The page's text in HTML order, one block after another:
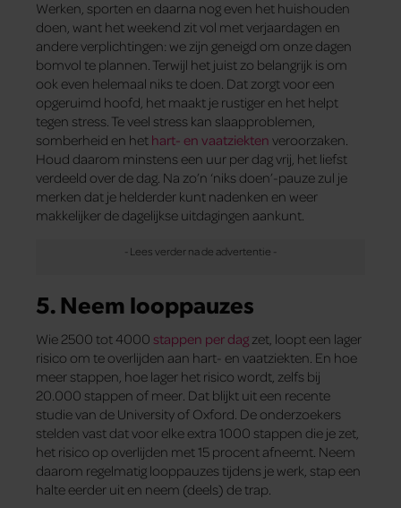
Werken, sporten en daarna nog even het huishouden
doen, want het weekend zit vol met verjaardagen en
andere verplichtingen: we zijn geneigd om onze dagen
bomvol te plannen. Terwijl het juist zo belangrijk is om
ook even helemaal niks te doen. Dat zorgt voor een
opgeruimd hoofd, het maakt je rustiger en het helpt
tegen stress. Te veel stress kan slaapproblemen,
somberheid en het hart- en vaatziekten veroorzaken.
Houd daarom minstens een uur per dag vrij, het liefst
verdeeld over de dag. Na zo’n ‘niks doen’-pauze zul je
merken dat je helderder kunt nadenken en weer
makkelijker de dagelijkse uitdagingen aankunt.
5. Neem looppauzes
Wie 2500 tot 4000 stappen per dag zet, loopt een lager
risico om te overlijden aan hart- en vaatziekten. En hoe
meer stappen, hoe lager het risico wordt, zelfs bij
20.000 stappen of meer. Dat blijkt uit een recente
studie van de University of Oxford. De onderzoekers
stelden vast dat voor elke extra 1000 stappen die je zet,
het risico op overlijden met 15 procent afneemt. Neem
daarom regelmatig looppauzes tijdens je werk, stap een
halte eerder uit en neem (deels) de trap.